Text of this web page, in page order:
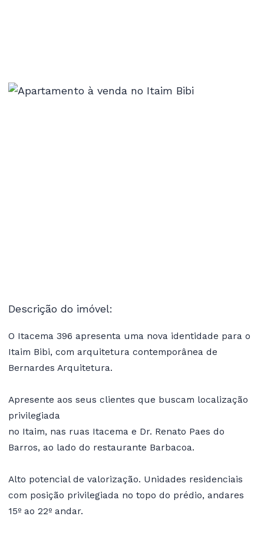
Descrição do imóvel:
O Itacema 396 apresenta uma nova identidade para o
Itaim Bibi, com arquitetura contemporânea de
Bernardes Arquitetura.
Apresente aos seus clientes que buscam localização
privilegiada
no Itaim, nas ruas Itacema e Dr. Renato Paes do
Barros, ao lado do restaurante Barbacoa.
Alto potencial de valorização. Unidades residenciais
com posição privilegiada no topo do prédio, andares
15º ao 22º andar.